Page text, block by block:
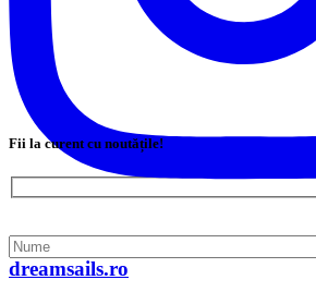
dreamsails.ro
Fii la curent cu noutățile!